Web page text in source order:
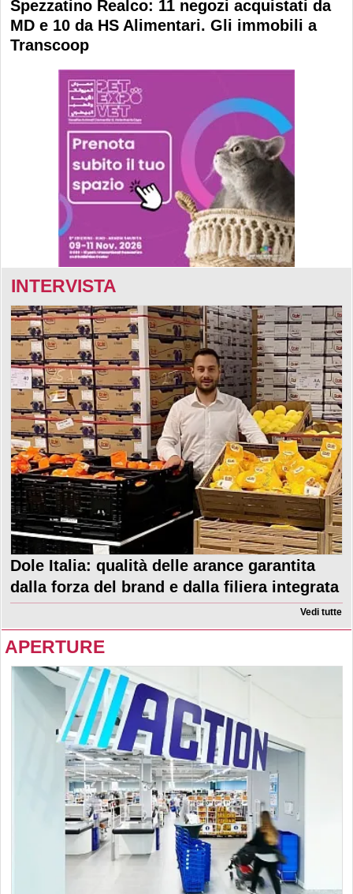
Spezzatino Realco: 11 negozi acquistati da
MD e 10 da HS Alimentari. Gli immobili a
Transcoop
INTERVISTA
Dole Italia: qualità delle arance garantita
dalla forza del brand e dalla filiera integrata
Vedi tutte
APERTURE